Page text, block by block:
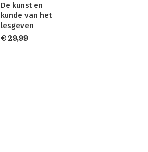
De kunst en
kunde van het
lesgeven
€ 29,99